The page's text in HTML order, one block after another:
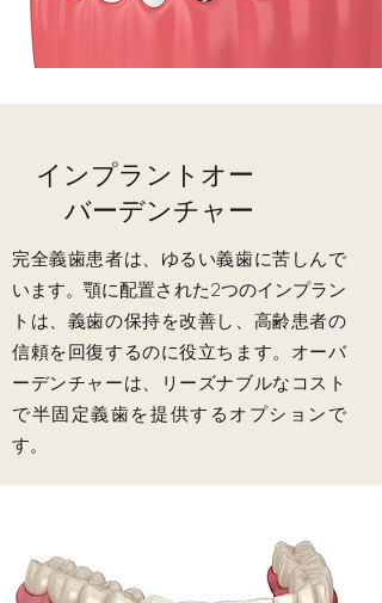
インプラントオー
バーデンチャー
完全義歯患者は、ゆるい義歯に苦しんで
います。顎に配置された2つのインプラン
トは、義歯の保持を改善し、高齢患者の
信頼を回復するのに役立ちます。オーバ
ーデンチャーは、リーズナブルなコスト
で半固定義歯を提供するオプションで
す。